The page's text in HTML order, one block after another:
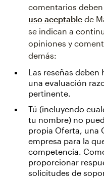
comentarios
uso aceptable de
se indican a
opiniones y
demás:
Las reseñas deben
una evaluación
pertinente.
Tú (incluyendo
tu nombre) no
propia Oferta, una
empresa para la
competencia.
proporcionar
solicitudes de